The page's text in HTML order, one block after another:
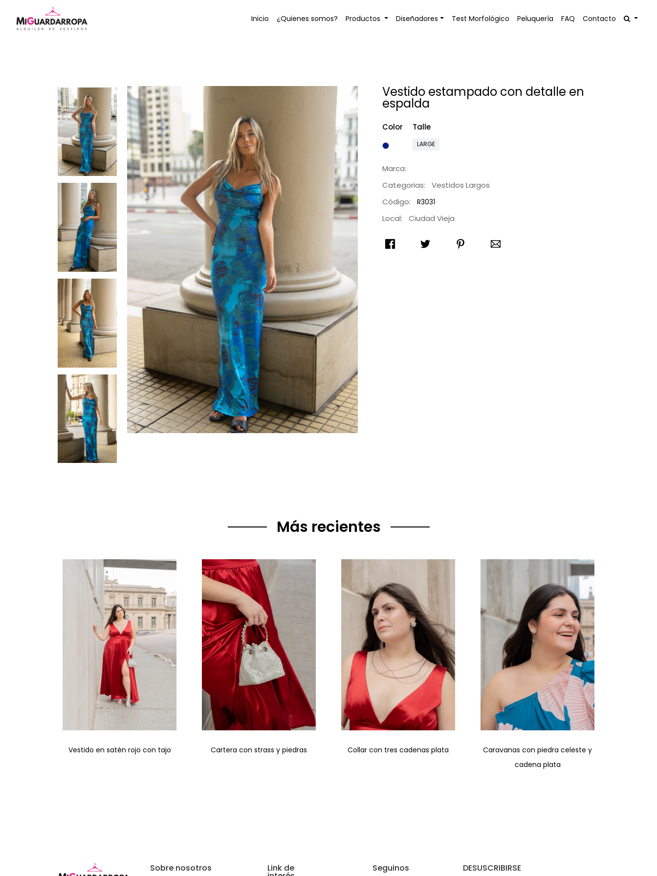
Inicio ¿Quienes somos? Productos Diseñadores Test Morfológico Peluquería FAQ Contacto
Vestido estampado con detalle en
espalda
Color Talle
LARGE
Marca:
Categorias:
Vestidos Largos
Código:
R3031
Local: Ciudad Vieja
Más recientes
Vestido en satén rojo con tajo Cartera con strass y piedras Collar con tres cadenas plata
Caravanas con piedra celeste y
cadena plata
Sobre nosotros Link de Seguinos DESUSCRIBIRSE